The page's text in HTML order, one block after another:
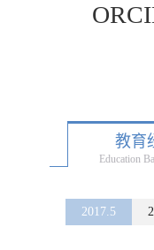
教育
Education
2017.5